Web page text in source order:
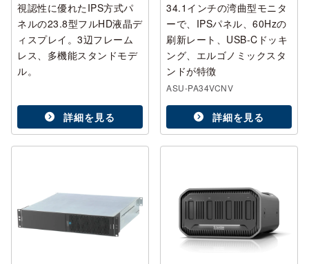
視認性に優れたIPS方式パ
ネルの23.8型フルHD液晶デ
ィスプレイ。3辺フレーム
レス、多機能スタンドモデ
ル。
詳細を見る
34.1インチの湾曲型モニタ
ーで、IPSパネル、60Hzの
刷新レート、USB-Cドッキ
ング、エルゴノミックスタ
ンドが特徴
ASU-PA34VCNV
詳細を見る